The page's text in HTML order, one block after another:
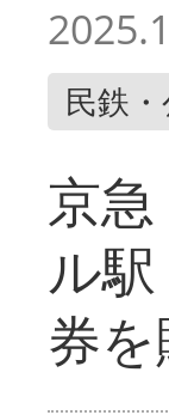
民鉄
京
ル
券